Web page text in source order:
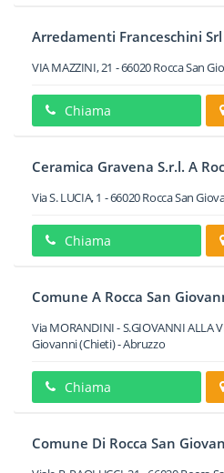
Arredamenti Franceschini
VIA MAZZINI, 21 -66020Rocca San
Chiama
Ceramica Gravena S.r.l. A
Via S. LUCIA, 1 -66020Rocca San
Chiama
Comune A Rocca San
Via MORANDINI - S.GIOVANNI ALLA
Giovanni(Chieti) -Abruzzo
Chiama
Comune Di Rocca San